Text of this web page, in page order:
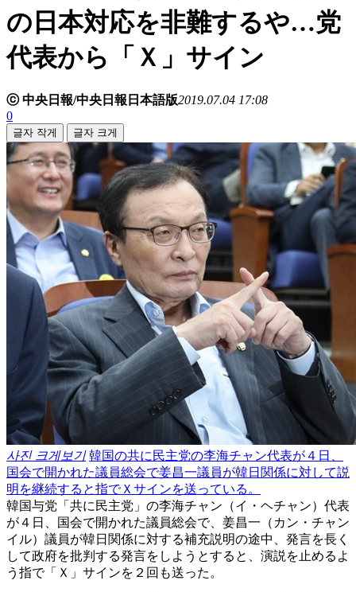
の日本対応を非難するや…党
代表から「Ｘ」サイン
ⓒ 中央日報/中央日報日本語版2019.07.04 17:08
0
글자 작게 글자 크게
사진 크게보기 韓国の共に民主党の李海チャン代表が４日、
国会で開かれた議員総会で姜昌一議員が韓日関係に対して説
明を継続すると指でＸサインを送っている。
韓国与党「共に民主党」の李海チャン（イ・ヘチャン）代表
が４日、国会で開かれた議員総会で、姜昌一（カン・チャン
イル）議員が韓日関係に対する補充説明の途中、発言を長く
して政府を批判する発言をしようとすると、演説を止めるよ
う指で「Ｘ」サインを２回も送った。